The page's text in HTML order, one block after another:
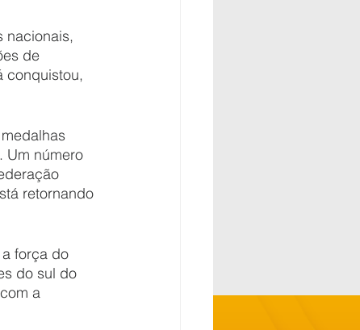
nacionais,
de
conquistou,
Um número
retornando
força do
do sul do
a